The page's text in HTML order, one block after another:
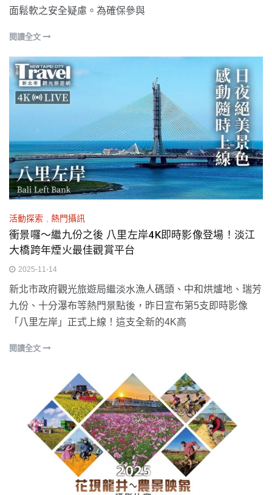
面鬆軟之安全疑慮。為確保參與
閱讀全文
活動探索 熱門攝訊
衝景囉～繼九份之後 八里左岸4K即時影像登場！淡江
大橋跨年煙火最佳觀賞平台
2025-11-14
新北市政府觀光旅遊局繼淡水漁人碼頭、中和烘爐地、瑞芳
九份、十分瀑布等熱門景點後，昨日宣布第5支即時影像
「八里左岸」正式上線！這支全新的4K高
閱讀全文